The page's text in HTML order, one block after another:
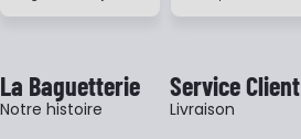
La Baguetterie
Notre histoire
Service Client
Livraison